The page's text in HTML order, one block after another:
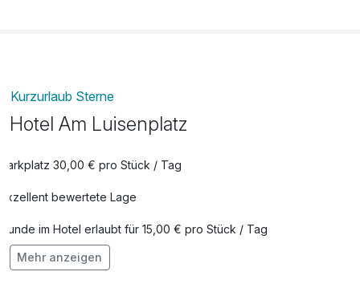
Kurzurlaub Sterne
Hotel Am Luisenplatz
Parkplatz 30,00 € pro Stück / Tag
Exzellent bewertete Lage
Hunde im Hotel erlaubt für 15,00 € pro Stück / Tag
Auch vegetarische Speisen
Mehr anzeigen